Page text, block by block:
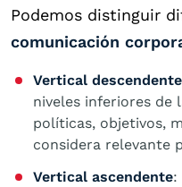
Podemos distinguir
comunicación
Vertical descendente
niveles inferiores de
políticas, objetivos,
considera relevante
Vertical ascendente: